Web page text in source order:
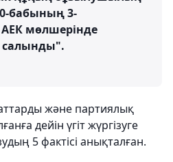
бабының 3-
мөлшерінде
салынды".
және партиялық
дейін үгіт жүргізуге
5 фактісі анықталған.